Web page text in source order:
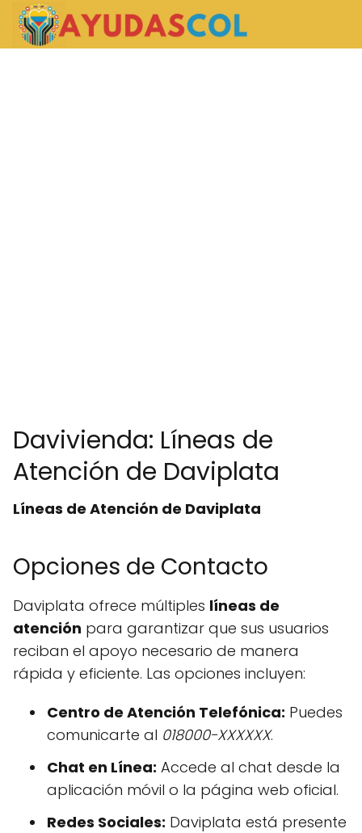
Davivienda: Líneas de
Atención de Daviplata
Líneas de Atención de Daviplata
Opciones de Contacto
Daviplata ofrece múltiples líneas de
atención para garantizar que sus usuarios
reciban el apoyo necesario de manera
rápida y eficiente. Las opciones incluyen:
Centro de Atención Telefónica: Puedes
comunicarte al 018000-XXXXXX.
Chat en Línea: Accede al chat desde la
aplicación móvil o la página web oficial.
Redes Sociales: Daviplata está presente